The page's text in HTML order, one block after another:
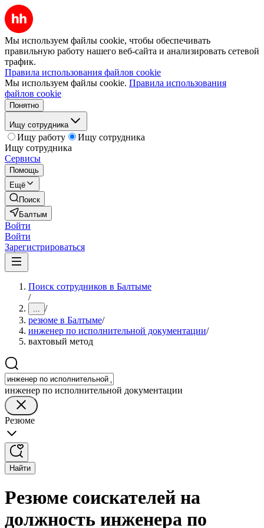
Мы используем файлы cookie, чтобы обеспечивать
правильную работу нашего веб-сайта и анализировать сетевой
трафик.
Правила использования файлов cookie
Мы используем файлы cookie. Правила использования
файлов cookie
Понятно
Ищу сотрудника
Ищу работу
Ищу сотрудника
Ищу сотрудника
Сервисы
Помощь
Ещё
Поиск
Балтым
Войти
Войти
Зарегистрироваться
Поиск сотрудников в Балтыме
/
... /
резюме в Балтыме/
инженер по исполнительной документации/
вахтовый метод
инженер по исполнительной документации
Резюме
Найти
Резюме соискателей на
должность инженера по